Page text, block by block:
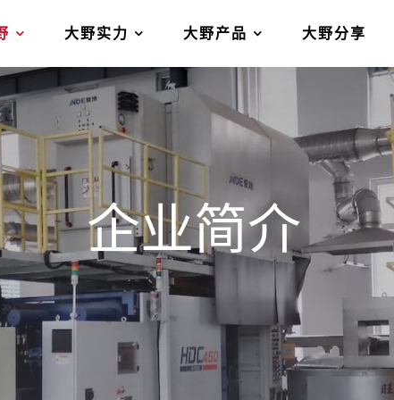
大野实力 大野产品 大野分享
企业简介